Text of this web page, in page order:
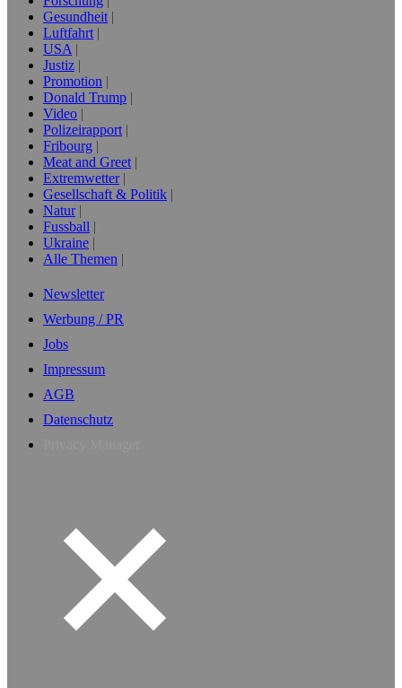
Gesundheit
Luftfahrt
USA
Justiz
Promotion
Donald Trump
Video
Polizeirapport
Fribourg
Meat and Greet
Extremwetter
Gesellschaft & Politik
Natur
Fussball
Ukraine
Alle Themen
Newsletter
Werbung / PR
Jobs
Impressum
AGB
Datenschutz